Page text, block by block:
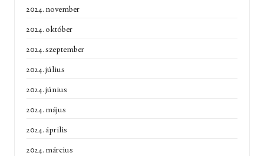
2024. november
2024. október
2024. szeptember
2024. július
2024. június
2024. május
2024. április
2024. március